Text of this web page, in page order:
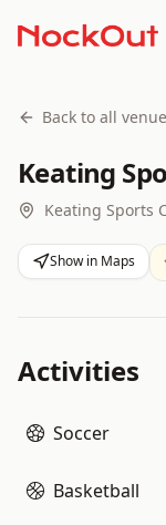
Back to all
Keating
Keating Sports
Show in Maps
Activities
Soccer
Basketball